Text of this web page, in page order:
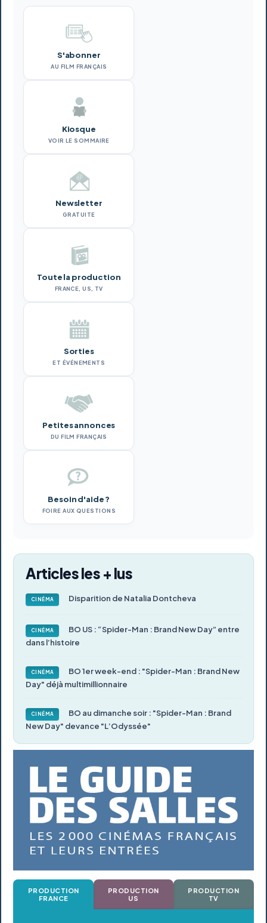
S'abonner
AU FILM FRANÇAIS
Kiosque
VOIR LE SOMMAIRE
Newsletter
GRATUITE
Toute la production
FRANCE, US, TV
Sorties
ET ÉVÉNEMENTS
Petites annonces
DU FILM FRANÇAIS
Besoin d'aide ?
FOIRE AUX QUESTIONS
Articles les + lus
CINÉMA Disparition de Natalia Dontcheva
CINÉMA
BO US : “Spider-Man : Brand New Day” entre
dans l’histoire
CINÉMA
BO 1er week-end : "Spider-Man : Brand New
Day" déjà multimillionnaire
CINÉMA
BO au dimanche soir : "Spider-Man : Brand
New Day" devance "L’Odyssée"
PRODUCTION
FRANCE
PRODUCTION
US
PRODUCTION
TV